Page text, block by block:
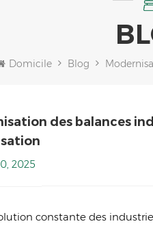
Domicile Blog
des balances
2025
constante des